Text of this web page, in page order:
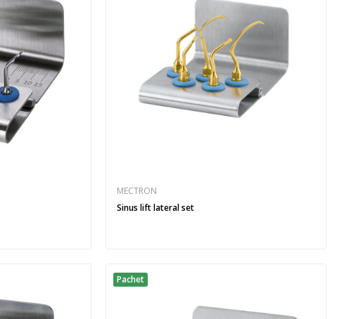
MECTRON
Sinus lift lateral set
Pachet